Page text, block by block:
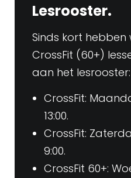
Lesrooster.
Sinds kort hebben
CrossFit (60+)
aan het lesrooster:
CrossFit:
13:00.
CrossFit:
9:00.
CrossFit 60+: